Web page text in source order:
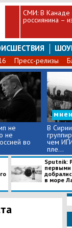
СМИ: В Канаде
россиянина –
Пресс-релизы
не
не
во
В
чем
пле...
Sputnik:
первыми
в море